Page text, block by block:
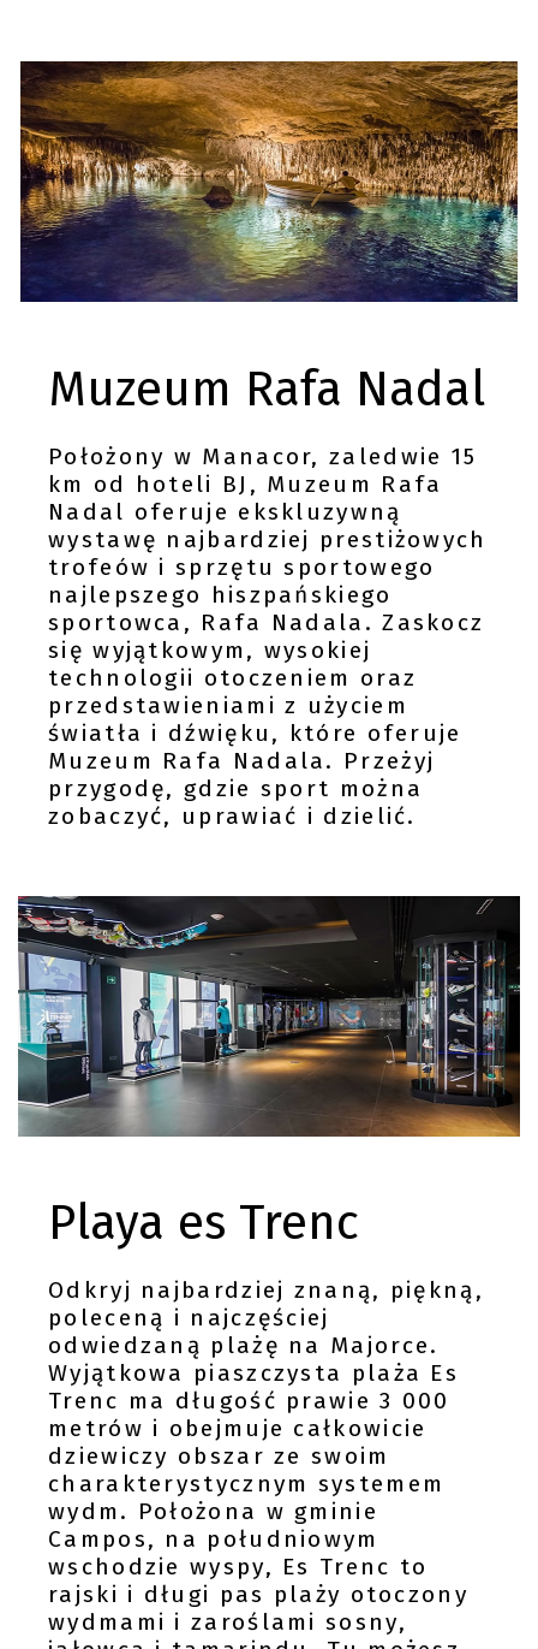
Muzeum Rafa Nadal
Położony w Manacor, zaledwie 15
km od hoteli BJ, Muzeum Rafa
Nadal oferuje ekskluzywną
wystawę najbardziej prestiżowych
trofeów i sprzętu sportowego
najlepszego hiszpańskiego
sportowca, Rafa Nadala. Zaskocz
się wyjątkowym, wysokiej
technologii otoczeniem oraz
przedstawieniami z użyciem
światła i dźwięku, które oferuje
Muzeum Rafa Nadala. Przeżyj
przygodę, gdzie sport można
zobaczyć, uprawiać i dzielić.
Playa es Trenc
Odkryj najbardziej znaną, piękną,
poleceną i najczęściej
odwiedzaną plażę na Majorce.
Wyjątkowa piaszczysta plaża Es
Trenc ma długość prawie 3 000
metrów i obejmuje całkowicie
dziewiczy obszar ze swoim
charakterystycznym systemem
wydm. Położona w gminie
Campos, na południowym
wschodzie wyspy, Es Trenc to
rajski i długi pas plaży otoczony
wydmami i zaroślami sosny,